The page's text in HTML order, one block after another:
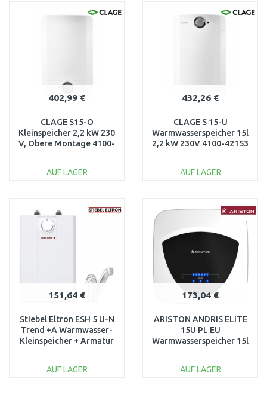
Vergleichen
402,99 €
CLAGE S15-O
Kleinspeicher 2,2 kW 230
V, Obere Montage 4100-
AUF LAGER
Vergleichen
432,26 €
CLAGE S 15-U
Warmwasserspeicher 15l
2,2 kW 230V 4100-42153
AUF LAGER
151,64 €
Stiebel Eltron ESH 5 U-N
Trend +A Warmwasser-
Kleinspeicher + Armatur
AUF LAGER
173,04 €
ARISTON ANDRIS ELITE
15U PL EU
Warmwasserspeicher 15l
AUF LAGER